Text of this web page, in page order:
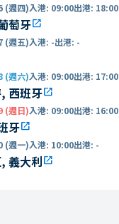
(週四)入港: 09:00出港: 18:00
萄牙open_in_new
(週五)入港: -出港: -
(週六)入港: 09:00出港: 17:00
西班牙open_in_new
(週日)入港: 09:00出港: 16:00
牙open_in_new
(週一)入港: 10:00出港: -
義大利open_in_new